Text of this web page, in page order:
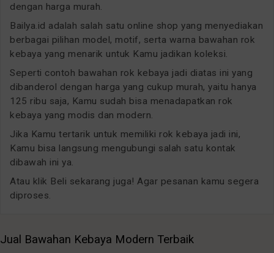
dengan harga murah.
Bailya.id adalah salah satu online shop yang menyediakan
berbagai pilihan model, motif, serta warna bawahan rok
kebaya yang menarik untuk Kamu jadikan koleksi.
Seperti contoh bawahan rok kebaya jadi diatas ini yang
dibanderol dengan harga yang cukup murah, yaitu hanya
125 ribu saja, Kamu sudah bisa menadapatkan rok
kebaya yang modis dan modern.
Jika Kamu tertarik untuk memiliki rok kebaya jadi ini,
Kamu bisa langsung mengubungi salah satu kontak
dibawah ini ya.
Atau klik Beli sekarang juga! Agar pesanan kamu segera
diproses.
Jual Bawahan Kebaya Modern Terbaik